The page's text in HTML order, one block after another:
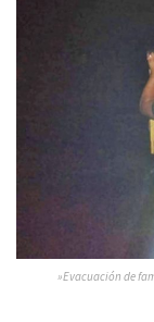
»Evacuación de